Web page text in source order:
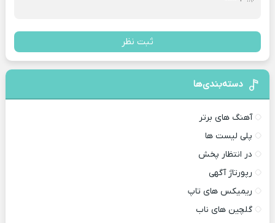
ثبت نظر
دسته‌بندی‌ها
آهنگ های برتر
پلی لیست ها
در انتظار پخش
رپورتاژ آگهی
ریمیکس های تاپ
گلچین های ناب